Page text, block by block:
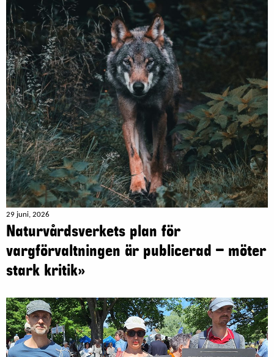
29 juni, 2026
Naturvårdsverkets plan för
vargförvaltningen är publicerad – möter
stark kritik»